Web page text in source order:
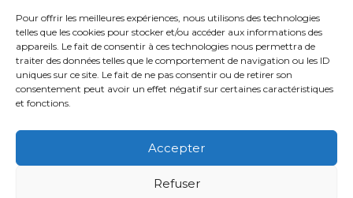
Pour offrir les meilleures expériences, nous utilisons des technologies
telles que les cookies pour stocker et/ou accéder aux informations des
appareils. Le fait de consentir à ces technologies nous permettra de
traiter des données telles que le comportement de navigation ou les ID
uniques sur ce site. Le fait de ne pas consentir ou de retirer son
consentement peut avoir un effet négatif sur certaines caractéristiques
et fonctions.
Accepter
Refuser